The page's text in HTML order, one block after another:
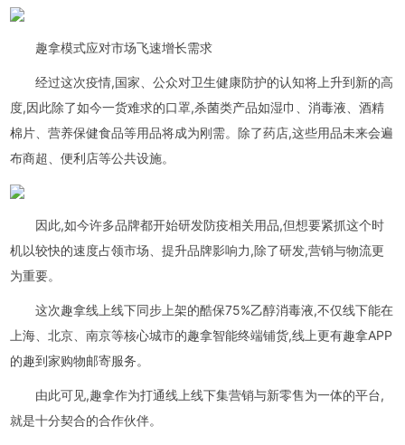
趣拿模式应对市场飞速增长需求
经过这次疫情,国家、公众对卫生健康防护的认知将上升到新的高
度,因此除了如今一货难求的口罩,杀菌类产品如湿巾、消毒液、酒精
棉片、营养保健食品等用品将成为刚需。除了药店,这些用品未来会遍
布商超、便利店等公共设施。
因此,如今许多品牌都开始研发防疫相关用品,但想要紧抓这个时
机以较快的速度占领市场、提升品牌影响力,除了研发,营销与物流更
为重要。
这次趣拿线上线下同步上架的酷保75%乙醇消毒液,不仅线下能在
上海、北京、南京等核心城市的趣拿智能终端铺货,线上更有趣拿APP
的趣到家购物邮寄服务。
由此可见,趣拿作为打通线上线下集营销与新零售为一体的平台,
就是十分契合的合作伙伴。